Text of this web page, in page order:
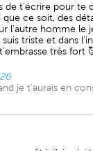
t'écrire pour te
ce soit, des
l'autre homme
triste et dans
très fort
je t'aurais en